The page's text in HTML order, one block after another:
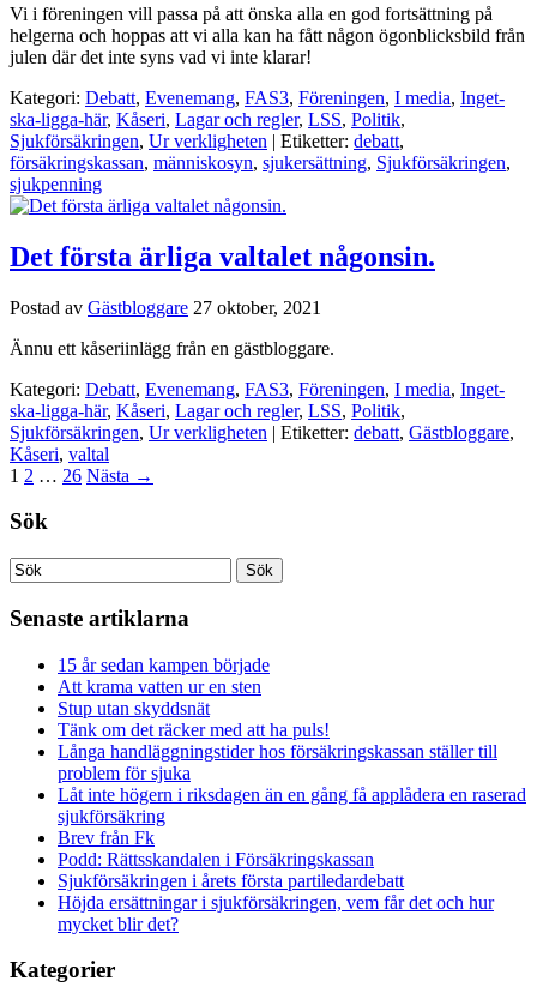
Vi i föreningen vill passa på att önska alla en god fortsättning på
helgerna och hoppas att vi alla kan ha fått någon ögonblicksbild från
julen där det inte syns vad vi inte klarar!
Kategori: Debatt, Evenemang, FAS3, Föreningen, I media, Inget-
ska-ligga-här, Kåseri, Lagar och regler, LSS, Politik,
Sjukförsäkringen, Ur verkligheten | Etiketter: debatt,
försäkringskassan, människosyn, sjukersättning, Sjukförsäkringen,
sjukpenning
Det första ärliga valtalet någonsin.
Postad av Gästbloggare 27 oktober, 2021
Ännu ett kåseriinlägg från en gästbloggare.
Kategori: Debatt, Evenemang, FAS3, Föreningen, I media, Inget-
ska-ligga-här, Kåseri, Lagar och regler, LSS, Politik,
Sjukförsäkringen, Ur verkligheten | Etiketter: debatt, Gästbloggare,
Kåseri, valtal
1 2 … 26 Nästa →
Sök
Senaste artiklarna
15 år sedan kampen började
Att krama vatten ur en sten
Stup utan skyddsnät
Tänk om det räcker med att ha puls!
Långa handläggningstider hos försäkringskassan ställer till
problem för sjuka
Låt inte högern i riksdagen än en gång få applådera en raserad
sjukförsäkring
Brev från Fk
Podd: Rättsskandalen i Försäkringskassan
Sjukförsäkringen i årets första partiledardebatt
Höjda ersättningar i sjukförsäkringen, vem får det och hur
mycket blir det?
Kategorier